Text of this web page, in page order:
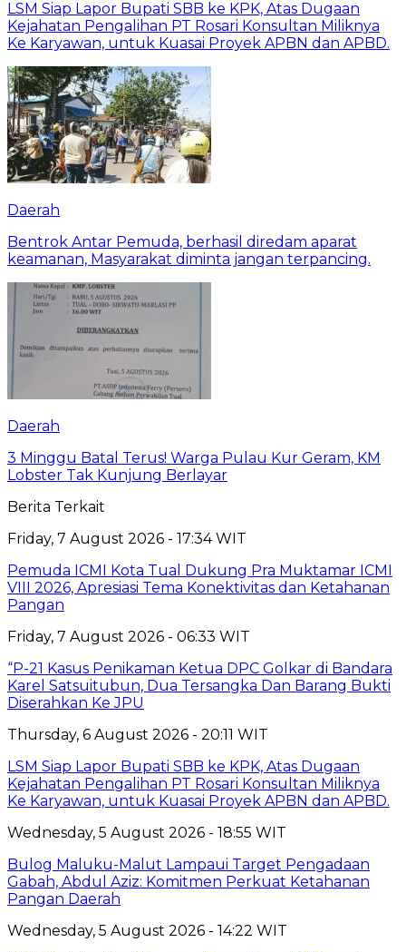
LSM Siap Lapor Bupati SBB ke KPK, Atas Dugaan
Kejahatan Pengalihan PT Rosari Konsultan Miliknya
Ke Karyawan, untuk Kuasai Proyek APBN dan APBD.
Daerah
Bentrok Antar Pemuda, berhasil diredam aparat
keamanan, Masyarakat diminta jangan terpancing.
Daerah
3 Minggu Batal Terus! Warga Pulau Kur Geram, KM
Lobster Tak Kunjung Berlayar
Berita Terkait
Friday, 7 August 2026 - 17:34 WIT
Pemuda ICMI Kota Tual Dukung Pra Muktamar ICMI
VIII 2026, Apresiasi Tema Konektivitas dan Ketahanan
Pangan
Friday, 7 August 2026 - 06:33 WIT
“P-21 Kasus Penikaman Ketua DPC Golkar di Bandara
Karel Satsuitubun, Dua Tersangka Dan Barang Bukti
Diserahkan Ke JPU
Thursday, 6 August 2026 - 20:11 WIT
LSM Siap Lapor Bupati SBB ke KPK, Atas Dugaan
Kejahatan Pengalihan PT Rosari Konsultan Miliknya
Ke Karyawan, untuk Kuasai Proyek APBN dan APBD.
Wednesday, 5 August 2026 - 18:55 WIT
Bulog Maluku-Malut Lampaui Target Pengadaan
Gabah, Abdul Aziz: Komitmen Perkuat Ketahanan
Pangan Daerah
Wednesday, 5 August 2026 - 14:22 WIT